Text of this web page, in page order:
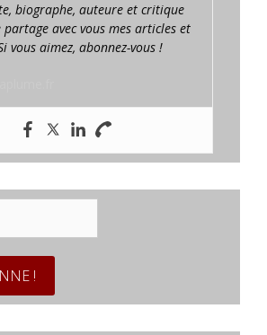
biographe, auteure et critique
avec vous mes articles et
vous aimez, abonnez-vous !